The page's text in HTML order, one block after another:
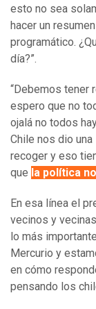
esto no sea
hacer un
programático.
día?”.
“Debemos tener
espero que no
ojalá no todos
Chile nos dio
recoger y eso
que a política
En esa línea el
vecinos y
lo más
Mercurio y
en cómo
pensando los